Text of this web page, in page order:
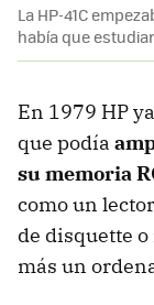
La HP-41C
había que
En 1979 HP
que podía
su memoria
como un
de disquette
más un